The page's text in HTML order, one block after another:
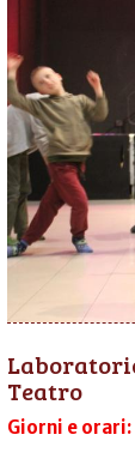
Teatro
Giorni e orari: